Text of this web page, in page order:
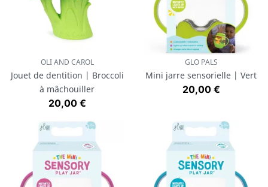
OLI AND CAROL
Jouet de dentition | Broccoli
à mâchouiller
Prix
20,00 €
GLO PALS
Mini jarre sensorielle | Vert
Prix
20,00 €